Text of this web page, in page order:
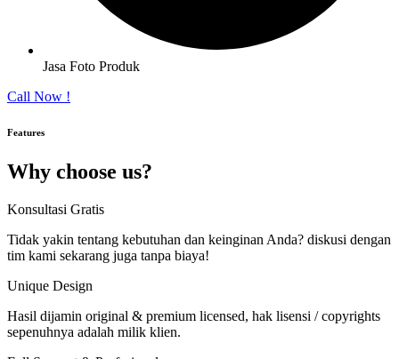
Jasa Foto Produk
Call Now !
Features
Why choose us?
Konsultasi Gratis
Tidak yakin tentang kebutuhan dan keinginan Anda? diskusi dengan
tim kami sekarang juga tanpa biaya!
Unique Design
Hasil dijamin original & premium licensed, hak lisensi / copyrights
sepenuhnya adalah milik klien.